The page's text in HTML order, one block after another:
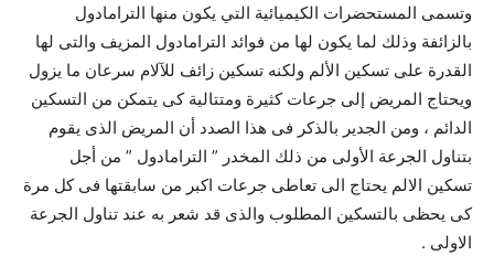
وتسمى المستحضرات الكيميائية التي يكون منها الترامادول
بالزائفة وذلك لما يكون لها من فوائد الترامادول المزيف والتى لها
القدرة على تسكين الألم ولكنه تسكين زائف للآلام سرعان ما يزول
ويحتاج المريض إلى جرعات كثيرة ومتتالية كى يتمكن من التسكين
الدائم ، ومن الجدير بالذكر فى هذا الصدد أن المريض الذى يقوم
بتناول الجرعة الأولى من ذلك المخدر ” الترامادول ” من أجل
تسكين الالم يحتاج الى تعاطى جرعات اكبر من سابقتها فى كل مرة
كى يحظى بالتسكين المطلوب والذى قد شعر به عند تناول الجرعة
الاولى .